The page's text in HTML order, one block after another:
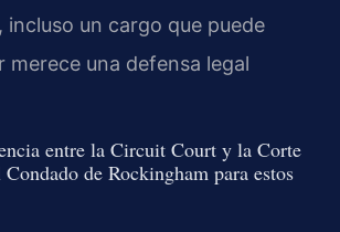
incluso un cargo que puede
merece una defensa legal
entre la Circuit Court y la Corte
de Rockingham para estos